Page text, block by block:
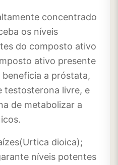
concentrado
os níveis
do composto ativo
ativo presente
a próstata,
testosterona livre, e
de metabolizar a
dioica);
níveis potentes